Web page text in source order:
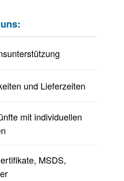
und Lieferzeiten
mit individuellen
MSDS,